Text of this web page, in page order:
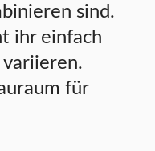
sind.
ihr einfach
variieren.
für